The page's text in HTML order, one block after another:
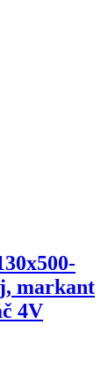
markant
4V